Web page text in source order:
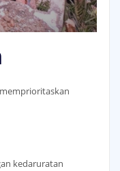
kedaruratan